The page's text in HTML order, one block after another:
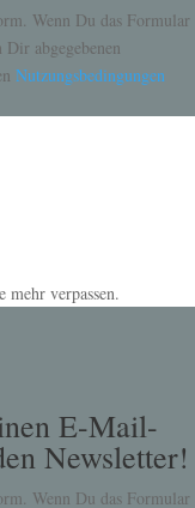
Wenn Du das Formular
abgegebenen
Nutzungsbedingungen
mehr verpassen.
E-Mail-
Newsletter!
Wenn Du das Formular